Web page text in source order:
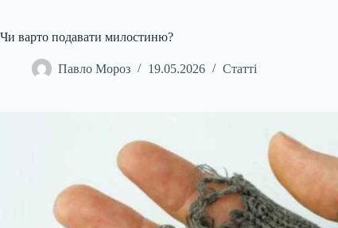
Чи варто подавати милостиню?
Павло Мороз 19.05.2026 Статті